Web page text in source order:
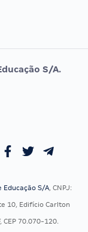
ORDEM
OAB
S/A.
Educação S/A, CNPJ:
10, Edifício Carlton
CEP 70.070-120.